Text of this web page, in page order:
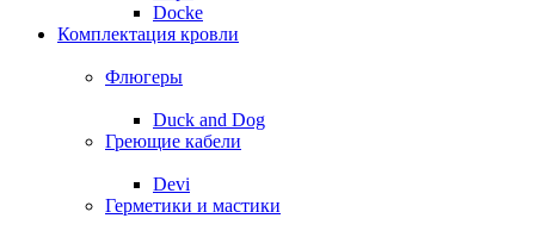
Docke
Комплектация кровли
Флюгеры
Duck and Dog
Греющие кабели
Devi
Герметики и мастики